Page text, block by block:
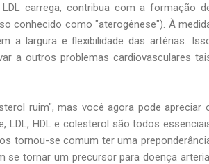
carrega, contribua com a formação
conhecido como "aterogênese"). À
a largura e flexibilidade das artérias.
a outros problemas cardiovasculares
ruim", mas você agora pode apreciar
LDL, HDL e colesterol são todos
tornou-se comum ter uma
se tornar um precursor para doença